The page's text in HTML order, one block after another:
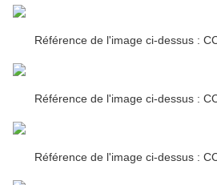
Référence de l'image ci-dessus :
Référence de l'image ci-dessus :
Référence de l'image ci-dessus :